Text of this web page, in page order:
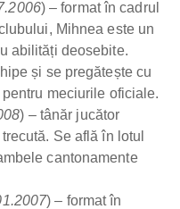
) – format în cadrul
Mihnea este un
abilități deosebite.
și se pregătește cu
meciurile oficiale.
) – tânăr jucător
Se află în lotul
cantonamente
) – format în